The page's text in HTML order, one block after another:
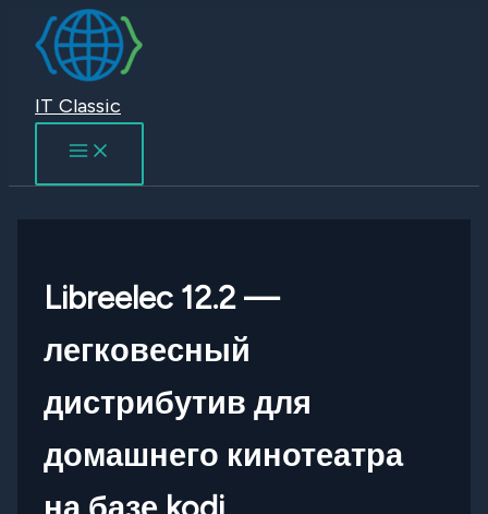
Перейти
содержимому
IT Classic
Libreelec 12.2 —
легковесный
дистрибутив для
домашнего кинотеатра